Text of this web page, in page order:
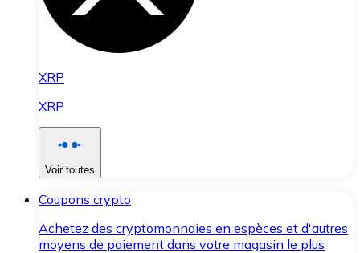
XRP
XRP
Voir toutes
Coupons crypto
Achetez des cryptomonnaies en espèces et d'autres
moyens de paiement dans votre magasin le plus